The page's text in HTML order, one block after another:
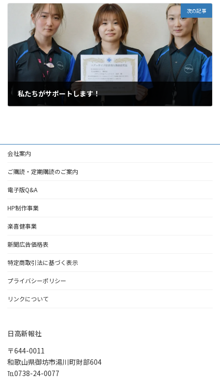
次の記事
私たちがサポートします！
会社案内
ご購読・定期購読のご案内
電子版Q&A
HP制作事業
楽喜健事業
新聞広告価格表
特定商取引法に基づく表示
プライバシーポリシー
リンクについて
日高新報社
〒644-0011
和歌山県御坊市湯川町財部604
℡0738-24-0077